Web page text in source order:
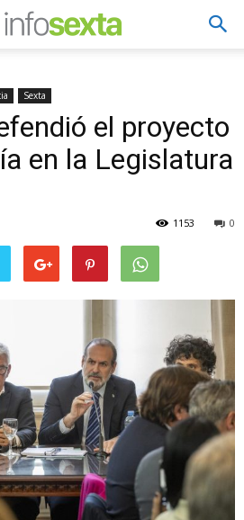
Sexta
el proyecto
en la Legislatura
0
1153